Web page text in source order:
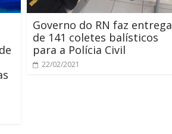
Governo do RN faz entrega
de 141 coletes balísticos
para a Polícia Civil
22/02/2021